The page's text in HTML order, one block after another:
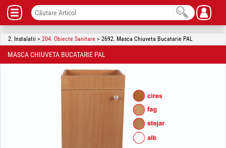
2. Instalatii > 204. Obiecte Sanitare > 2692. Masca Chiuveta Bucatarie PAL
MASCA CHIUVETA BUCATARIE PAL